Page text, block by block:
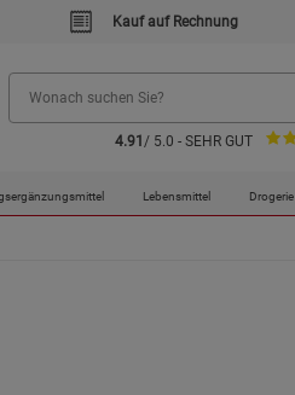
Kauf auf Rechnung
4.91 / 5.0 - SEHR GUT
Lebensmittel Drogerie